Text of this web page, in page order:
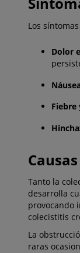
Los
Dolor
Fiebre
Causas
Tanto la
desarrolla
provocando
colecistitis
La
raras